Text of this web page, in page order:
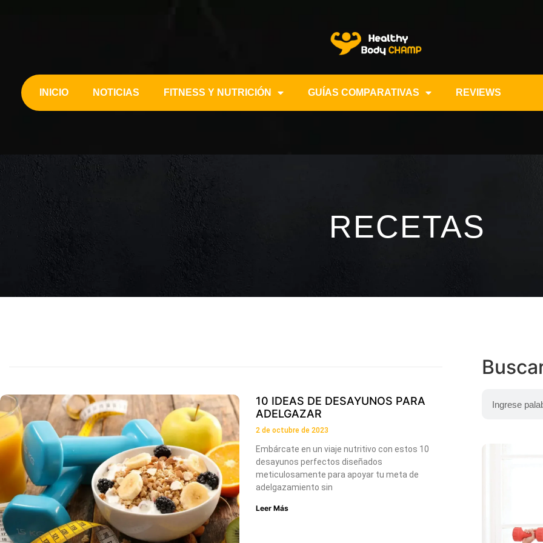
INICIO NOTICIAS FITNESS Y NUTRICIÓN GUÍAS COMPARATIVAS REVIEWS
RECETAS
10 IDEAS DE DESAYUNOS PARA
ADELGAZAR
2 de octubre de 2023
Embárcate en un viaje nutritivo con estos 10
desayunos perfectos diseñados
meticulosamente para apoyar tu meta de
adelgazamiento sin
Leer Más